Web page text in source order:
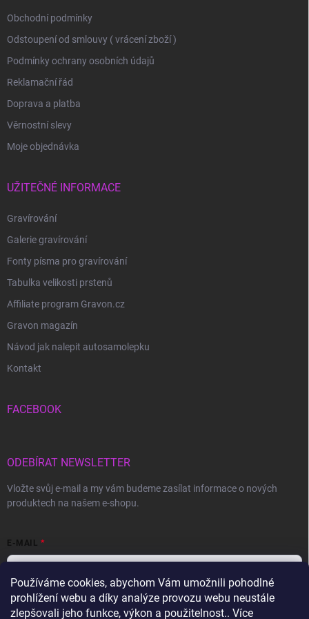
Používáme cookies, abychom Vám umožnili pohodlné
prohlížení webu a díky analýze provozu webu neustále
zlepšovali jeho funkce, výkon a použitelnost.. Více
Obchodní podmínky
Odstoupení od smlouvy ( vrácení zboží )
Podmínky ochrany osobních údajů
Reklamační řád
Doprava a platba
Věrnostní slevy
Moje objednávka
UŽITEČNÉ INFORMACE
Gravírování
Galerie gravírování
Fonty písma pro gravírování
Tabulka velikosti prstenů
Affiliate program Gravon.cz
Gravon magazín
Návod jak nalepit autosamolepku
Kontakt
FACEBOOK
ODEBÍRAT NEWSLETTER
Vložte svůj e-mail a my vám budeme zasílat informace o nových
produktech na našem e-shopu.
E-MAIL
Vložením e-mailu souhlasíte spodmínkami ochrany osobních údajů